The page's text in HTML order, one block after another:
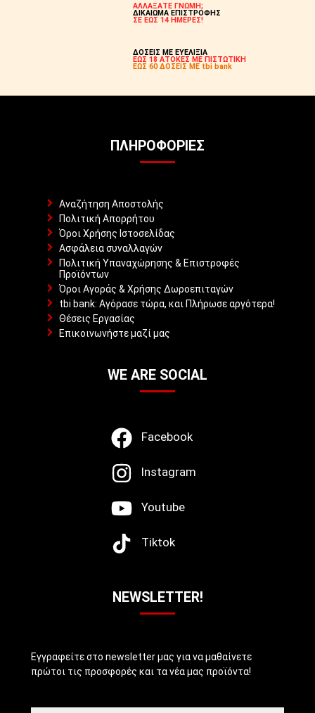
ΑΛΛΑΞΑΤΕ ΓΝΩΜΗ;
ΔΙΚΑΙΩΜΑ ΕΠΙΣΤΡΟΦΗΣ
ΣΕ ΕΩΣ 14 ΗΜΕΡΕΣ!
ΔΟΣΕΙΣ ΜΕ ΕΥΕΛΙΞΙΑ
ΕΩΣ 18 ΑΤΟΚΕΣ ΜΕ ΠΙΣΤΩΤΙΚΗ
ΕΩΣ 60 ΔΟΣΕΙΣ ΜΕ tbi bank
ΠΛΗΡΟΦΟΡΊΕΣ
Αναζήτηση Αποστολής
Πολιτική Απορρήτου
Όροι Χρήσης Ιστοσελίδας
Ασφάλεια συναλλαγών
Πολιτική Υπαναχώρησης & Επιστροφές
Προϊόντων
Όροι Αγοράς & Χρήσης Δωροεπιταγών
tbi bank: Αγόρασε τώρα, και Πλήρωσε αργότερα!
Θέσεις Εργασίας
Επικοινωνήστε μαζί μας
WE ARE SOCIAL
Facebook
Instagram
Youtube
Tiktok
NEWSLETTER!
Εγγραφείτε στο newsletter μας για να μαθαίνετε
πρώτοι τις προσφορές και τα νέα μας προϊόντα!